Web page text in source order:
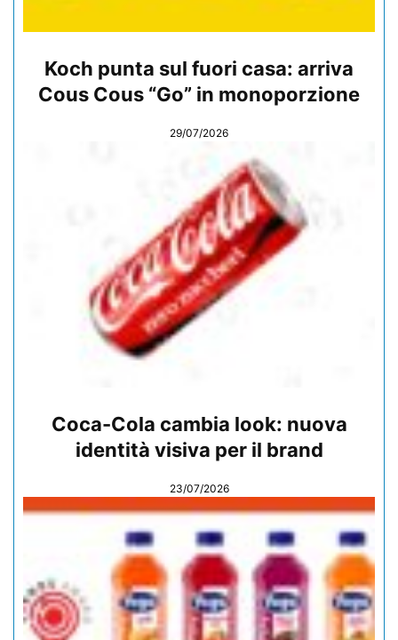
Koch punta sul fuori casa: arriva
Cous Cous “Go” in monoporzione
29/07/2026
Coca-Cola cambia look: nuova
identità visiva per il brand
23/07/2026